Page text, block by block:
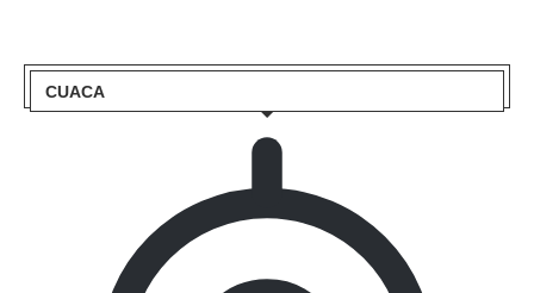
CUACA